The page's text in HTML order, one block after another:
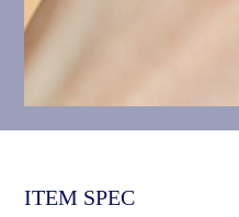
ITEM SPEC